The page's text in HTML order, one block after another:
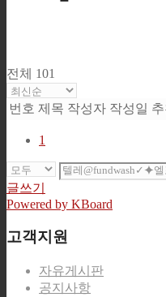
전체 101
번호 제목 작성자 작성일 추
1
글쓰기
Powered by KBoard
고객지원
자유게시판
공지사항